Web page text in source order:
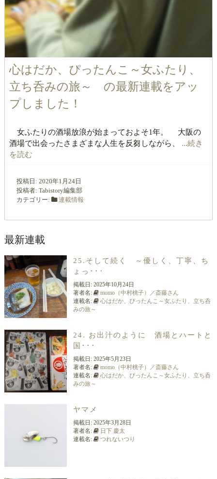
心はだか、ぴったんこ～女ふたり、
立ち呑みの旅～ の最新連載をアッ
プしました！
女ふたりの酒場放浪が始まっておよそ1年。 大阪の
酒場で出会ったさまざまな人生を反芻しながら、 ...続き
を読む
投稿日: 2020年1月24日
投稿者: Tabistory編集部
カテゴリー:
連載情報
最新連載
25.そして続く ～優しく、丁寧、ち
ょっ･･･
掲載日: 2025年10月24日
著者名:
momo（中村桃子）／斎藤さん
連載名:
心はだか、ぴったんこ～女ふたり、立ち呑
みの旅～
24. お出汁のように 酒場とハートと
国･･･
掲載日: 2025年5月23日
著者名:
momo（中村桃子）／斎藤さん
連載名:
心はだか、ぴったんこ～女ふたり、立ち呑
みの旅～
ヤマメ
掲載日: 2025年3月28日
著者名:
日下 慶太
連載名:
つれないつり